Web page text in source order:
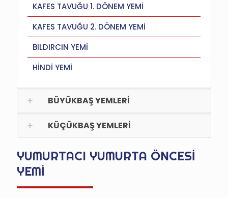
KAFES TAVUĞU 1. DÖNEM YEMİ
KAFES TAVUĞU 2. DÖNEM YEMİ
BILDIRCIN YEMİ
HİNDİ YEMİ
BÜYÜKBAŞ YEMLERİ
KÜÇÜKBAŞ YEMLERİ
YUMURTACI YUMURTA ÖNCESİ
YEMİ